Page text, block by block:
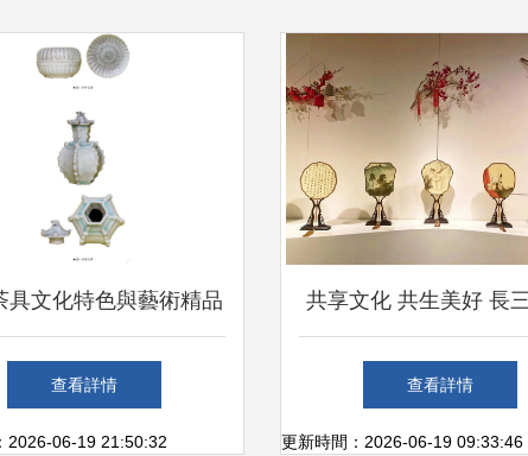
具文化特色與藝術精品
賞析
查看詳情
2026-06-19 21:50:32
共享文化 共生美好 長
術館文化創意作品交流
開展
查看詳情
更新時間：2026-06-19 09:33:46